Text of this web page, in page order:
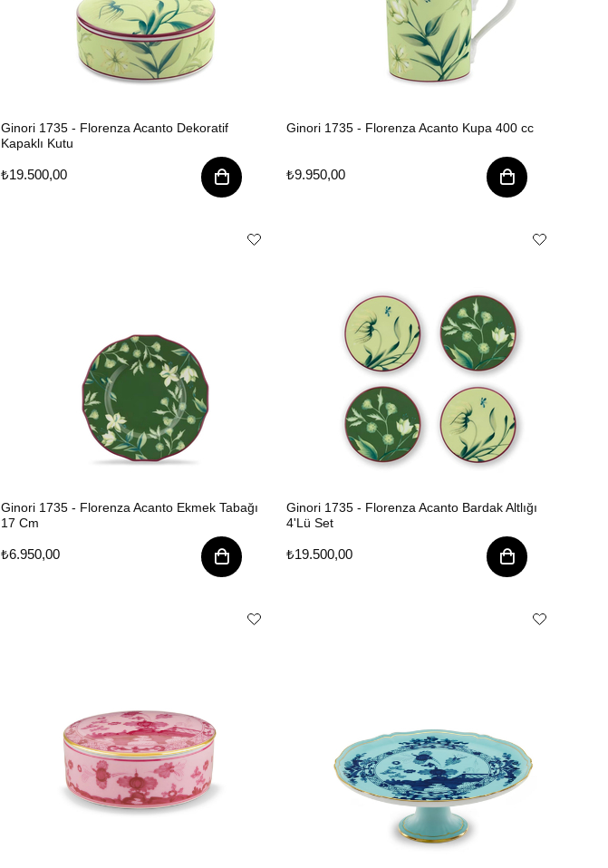
Ginori 1735 - Florenza Acanto Dekoratif
Kapaklı Kutu
₺19.500,00
Ginori 1735 - Florenza Acanto Kupa 400 cc
₺9.950,00
Ginori 1735 - Florenza Acanto Ekmek Tabağı
17 Cm
₺6.950,00
Ginori 1735 - Florenza Acanto Bardak Altlığı
4'Lü Set
₺19.500,00